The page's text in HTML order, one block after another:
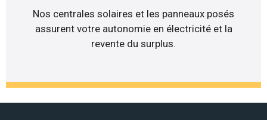
Nos centrales solaires et les panneaux posés
assurent votre autonomie en électricité et la
revente du surplus.